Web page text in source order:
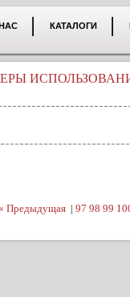
КАТАЛОГИ
Предыдущая| 97 98 99